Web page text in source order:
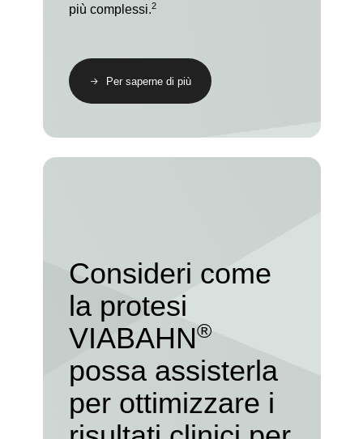
più complessi.2
Per saperne di più
Consideri come
la protesi
VIABAHN®
possa assisterla
per ottimizzare i